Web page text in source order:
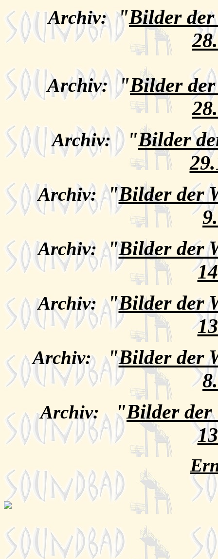
Archiv:"Bilder der
Archiv:"Bilder der
Archiv:"Bilder
Archiv: "Bilder der
Archiv: "Bilder der
Archiv: "Bilder der
Archiv:"Bilder der
Archiv: "Bilder der